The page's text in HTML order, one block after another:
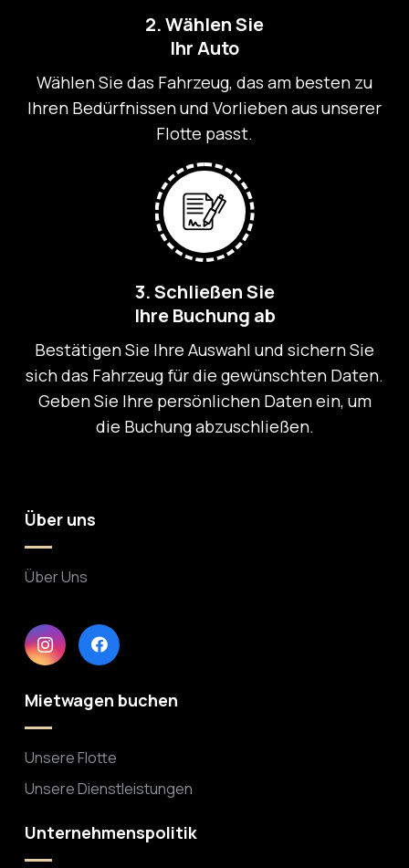
2. Wählen Sie
Ihr Auto
Wählen Sie das Fahrzeug, das am besten zu
Ihren Bedürfnissen und Vorlieben aus unserer
Flotte passt.
3. Schließen Sie
Ihre Buchung ab
Bestätigen Sie Ihre Auswahl und sichern Sie
sich das Fahrzeug für die gewünschten Daten.
Geben Sie Ihre persönlichen Daten ein, um
die Buchung abzuschließen.
Über uns
Über Uns
Mietwagen buchen
Unsere Flotte
Unsere Dienstleistungen
Unternehmenspolitik